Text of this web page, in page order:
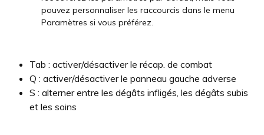
pouvez personnaliser les raccourcis dans le menu
Paramètres si vous préférez.
Tab : activer/désactiver le récap. de combat
Q : activer/désactiver le panneau gauche adverse
S : alterner entre les dégâts infligés, les dégâts subis
et les soins